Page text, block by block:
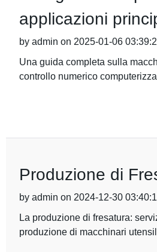
applicazioni
by admin on 2025-01-06
Una guida completa sulla
controllo numerico
Produzione di
by admin on 2024-12-30
La produzione di fresatura:
produzione di macchinari